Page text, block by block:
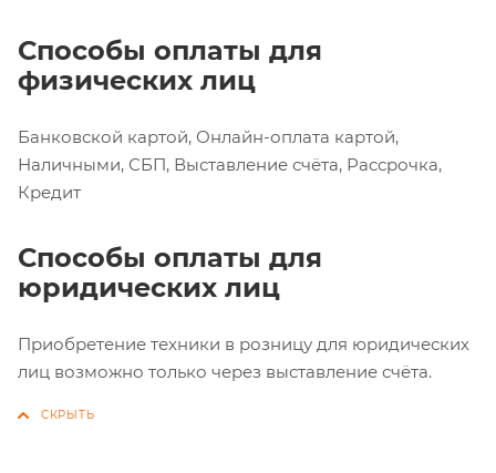
Способы оплаты для
физических лиц
Банковской картой, Онлайн-оплата картой,
Наличными, СБП, Выставление счёта, Рассрочка,
Кредит
Способы оплаты для
юридических лиц
Приобретение техники в розницу для юридических
лиц возможно только через выставление счёта.